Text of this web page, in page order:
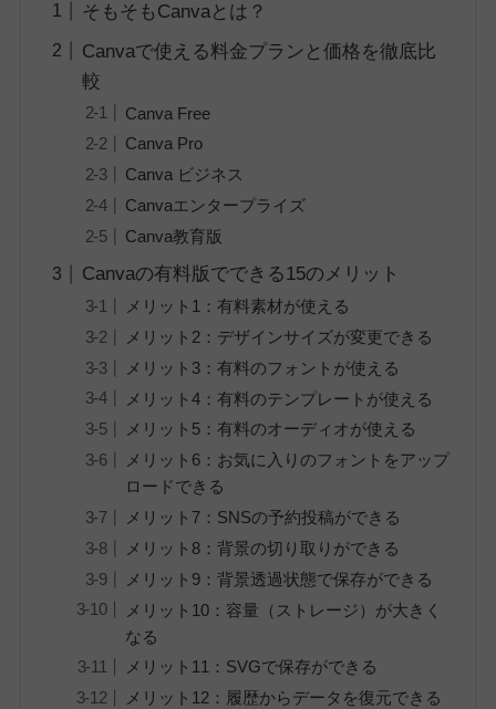
そもそもCanvaとは？
Canvaで使える料金プランと価格を徹底比
較
Canva Free
Canva Pro
Canva ビジネス
Canvaエンタープライズ
Canva教育版
Canvaの有料版でできる15のメリット
メリット1：有料素材が使える
メリット2：デザインサイズが変更できる
メリット3：有料のフォントが使える
メリット4：有料のテンプレートが使える
メリット5：有料のオーディオが使える
メリット6：お気に入りのフォントをアップ
ロードできる
メリット7：SNSの予約投稿ができる
メリット8：背景の切り取りができる
メリット9：背景透過状態で保存ができる
メリット10：容量（ストレージ）が大きく
なる
メリット11：SVGで保存ができる
メリット12：履歴からデータを復元できる